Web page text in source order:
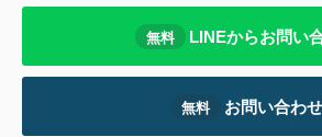
無料 LINEからお問い
無料 お問い合わせ